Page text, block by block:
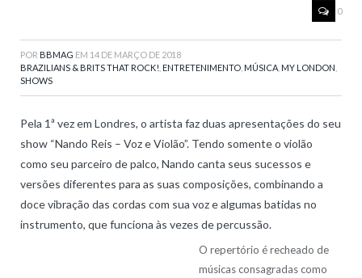
0
POR BBMAG EM 14 DE MARÇO DE 2018
BRAZILIANS & BRITS THAT ROCK! ENTRETENIMENTO MÚSICA MY LONDON
SHOWS
Pela 1ª vez em Londres, o artista faz duas apresentações do seu
show “Nando Reis – Voz e Violão”. Tendo somente o violão
como seu parceiro de palco, Nando canta seus sucessos e
versões diferentes para as suas composições, combinando a
doce vibração das cordas com sua voz e algumas batidas no
instrumento, que funciona às vezes de percussão.
O repertório é recheado de
músicas consagradas como